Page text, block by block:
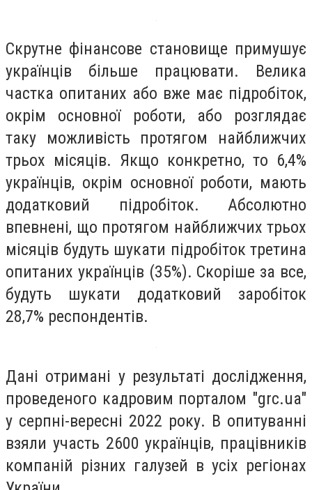
Скрутне фінансове становище примушує
українців більше працювати. Велика
частка опитаних або вже має підробіток,
окрім основної роботи, або розглядає
таку можливість протягом найближчих
трьох місяців. Якщо конкретно, то 6,4%
українців, окрім основної роботи, мають
додатковий підробіток. Абсолютно
впевнені, що протягом найближчих трьох
місяців будуть шукати підробіток третина
опитаних українців (35%). Скоріше за все,
будуть шукати додатковий заробіток
28,7% респондентів.
Дані отримані у результаті дослідження,
проведеного кадровим порталом "grc.ua"
у серпні-вересні 2022 року. В опитуванні
взяли участь 2600 українців, працівників
компаній різних галузей в усіх регіонах